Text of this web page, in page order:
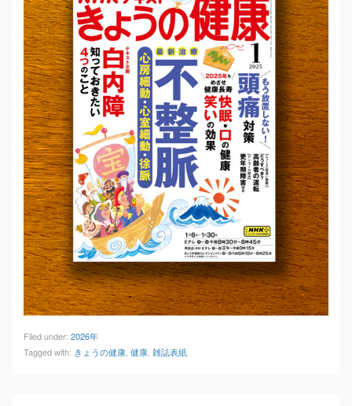
Filed under: 2026年
Tagged with: きょうの健康, 健康, 雑誌表紙